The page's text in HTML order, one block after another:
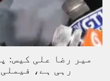
میر رضا علی کیس:
رہی ہے،